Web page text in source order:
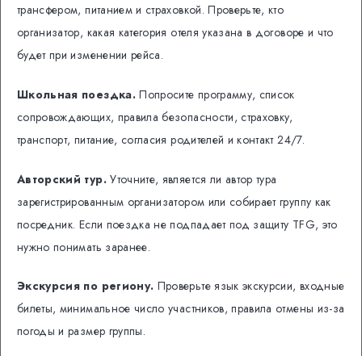
трансфером, питанием и страховкой. Проверьте, кто
организатор, какая категория отеля указана в договоре и что
будет при изменении рейса.
Школьная поездка.Попросите программу, список
сопровождающих, правила безопасности, страховку,
транспорт, питание, согласия родителей и контакт 24/7.
Авторский тур.Уточните, является ли автор тура
зарегистрированным организатором или собирает группу как
посредник. Если поездка не подпадает под защиту TFG, это
нужно понимать заранее.
Экскурсия по региону. Проверьте язык экскурсии, входные
билеты, минимальное число участников, правила отмены из-за
погоды и размер группы.